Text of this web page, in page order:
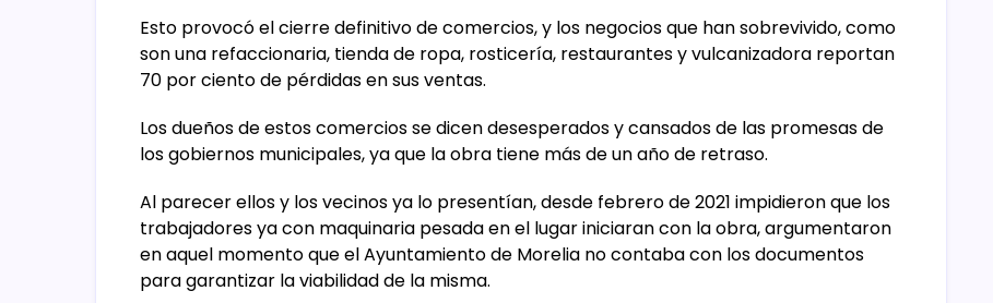
Esto provocó el cierre definitivo de comercios, y los negocios que han sobrevivido, como
son una refaccionaria, tienda de ropa, rosticería, restaurantes y vulcanizadora reportan
70 por ciento de pérdidas en sus ventas.
Los dueños de estos comercios se dicen desesperados y cansados de las promesas de
los gobiernos municipales, ya que la obra tiene más de un año de retraso.
Al parecer ellos y los vecinos ya lo presentían, desde febrero de 2021 impidieron que los
trabajadores ya con maquinaria pesada en el lugar iniciaran con la obra, argumentaron
en aquel momento que el Ayuntamiento de Morelia no contaba con los documentos
para garantizar la viabilidad de la misma.